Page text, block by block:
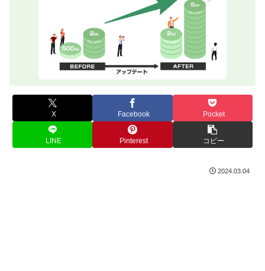
X Facebook Pocket
LINE Pinterest コピー
2024.03.04